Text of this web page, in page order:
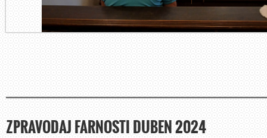
ZPRAVODAJ FARNOSTI DUBEN 2024